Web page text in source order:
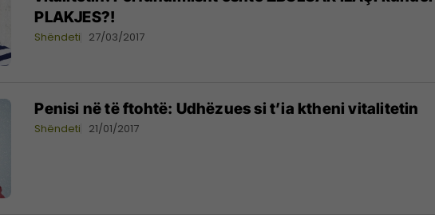
PLAKJES?!
Shëndeti 27/03/2017
Penisi në të ftohtë: Udhëzues si t’ia ktheni vitalitetin
Shëndeti 21/01/2017